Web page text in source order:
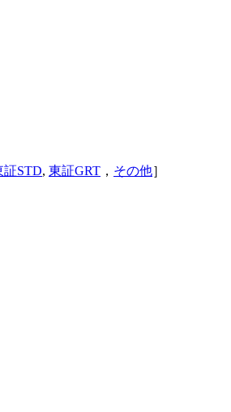
証STD, 東証GRT ， その他］